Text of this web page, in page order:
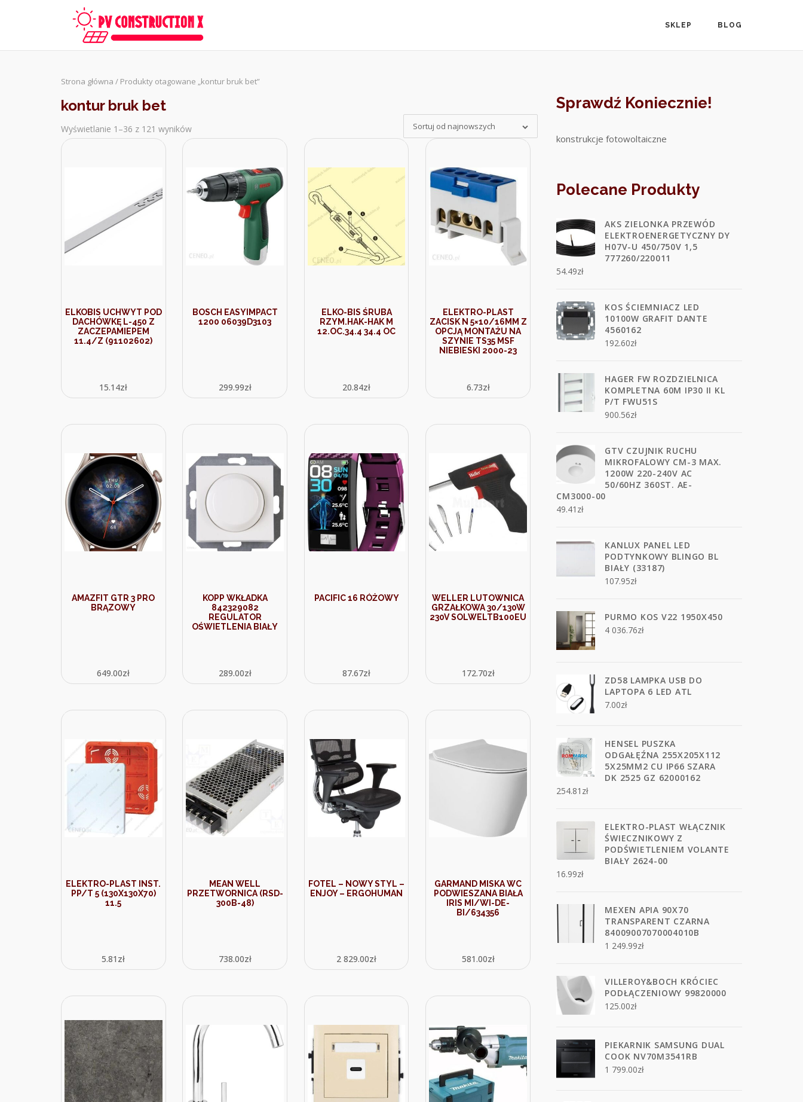
SKLEP BLOG
Strona główna / Produkty otagowane „kontur bruk bet”
kontur bruk bet
Wyświetlanie 1–36 z 121 wyników
Sorted
Sortuj od najnowszych
ELKOBIS UCHWYT POD
DACHÓWKĘ L-450 Z
ZACZEPAMIEPEM
11.4/Z (91102602)
15.14zł
BOSCH EASYIMPACT
1200 06039D3103
299.99zł
ELKO-BIS ŚRUBA
RZYM.HAK-HAK M
12.OC.34.4 34.4 OC
20.84zł
ELEKTRO-PLAST
ZACISK N 5×10/16MM Z
OPCJĄ MONTAŻU NA
SZYNIE TS35 MSF
NIEBIESKI 2000-23
6.73zł
AMAZFIT GTR 3 PRO
BRĄZOWY
649.00zł
KOPP WKŁADKA
842329082
REGULATOR
OŚWIETLENIA BIAŁY
289.00zł
PACIFIC 16 RÓŻOWY
87.67zł
WELLER LUTOWNICA
GRZAŁKOWA 30/130W
230V SOLWELTB100EU
172.70zł
ELEKTRO-PLAST INST.
PP/T 5 (130X130X70)
11.5
5.81 zł
MEAN WELL
PRZETWORNICA (RSD-
300B-48)
738.00zł
FOTEL – NOWY STYL –
ENJOY – ERGOHUMAN
2 829.00zł
GARMAND MISKA WC
PODWIESZANA BIAŁA
IRIS MI/WI-DE-
BI/634356
581.00zł
Sprawdź Koniecznie!
konstrukcje fotowoltaiczne
Polecane Produkty
AKS ZIELONKA PRZEWÓD
ELEKTROENERGETYCZNY DY
H07V-U 450/750V 1,5
777260/220011
54.49zł
KOS ŚCIEMNIACZ LED
10100W GRAFIT DANTE
4560162
192.60zł
HAGER FW ROZDZIELNICA
KOMPLETNA 60M IP30 II KL
P/T FWU51S
900.56zł
GTV CZUJNIK RUCHU
MIKROFALOWY CM-3 MAX.
1200W 220-240V AC
50/60HZ 360ST. AE-
CM3000-00
49.41 zł
KANLUX PANEL LED
PODTYNKOWY BLINGO BL
BIAŁY (33187)
107.95zł
PURMO KOS V22 1950X450
4 036.76zł
ZD58 LAMPKA USB DO
LAPTOPA 6 LED ATL
7.00zł
HENSEL PUSZKA
ODGAŁĘŹNA 255X205X112
5X25MM2 CU IP66 SZARA
DK 2525 GZ 62000162
254.81 zł
ELEKTRO-PLAST WŁĄCZNIK
ŚWIECZNIKOWY Z
PODŚWIETLENIEM VOLANTE
BIAŁY 2624-00
16.99zł
MEXEN APIA 90X70
TRANSPARENT CZARNA
84009007070004010B
1 249.99zł
VILLEROY&BOCH KRÓCIEC
PODŁĄCZENIOWY 99820000
125.00zł
PIEKARNIK SAMSUNG DUAL
COOK NV70M3541RB
1 799.00zł